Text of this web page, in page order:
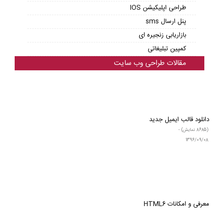
طراحی اپلیکیشن IOS
پنل ارسال sms
بازاریابی زنجیره ای
کمپین تبلیغاتی
مقالات طراحی وب سایت
دانلود قالب ایمیل جدید
(8685 نمایش) -
1396/09/08
معرفی و امکانات HTML6